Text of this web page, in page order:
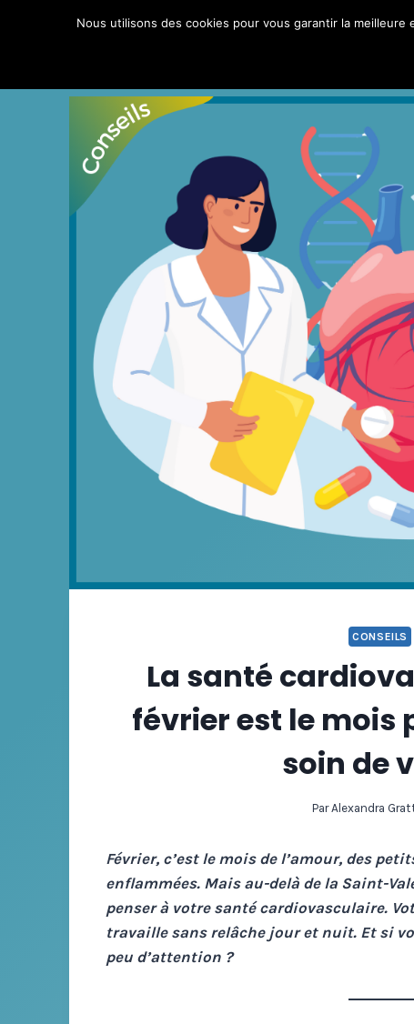
CONSEILS
La santé
février est le
soin de
Par Alexandra
Février, c’est le mois de l’amour, des
enflammées. Mais au-delà de la Saint-
penser à votre santé cardiovasculaire.
travaille sans relâche jour et nuit. Et si
peu d’attention ?
Nous utilisons des cookies pour vous garantir la